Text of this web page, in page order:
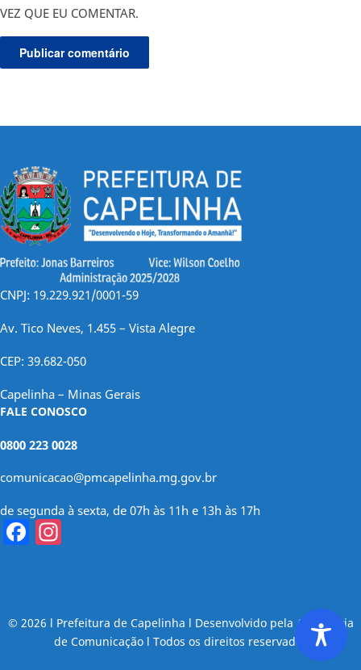
VEZ QUE EU COMENTAR.
CNPJ: 19.229.921/0001-59
Av. Tico Neves, 1.455 – Vista Alegre
CEP: 39.682-050
Capelinha – Minas Gerais
FALE CONOSCO
0800 223 0028
comunicacao@pmcapelinha.mg.gov.br
de segunda à sexta, de 07h às 11h e 13h às 17h
Facebook
© 2026 l Prefeitura de Capelinha l Desenvolvido pela Assessoria
de Comunicação l Todos os direitos reservados